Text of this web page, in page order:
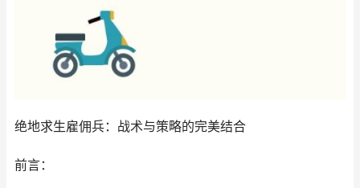
绝地求生雇佣兵：战术与策略的完美结合
前言：